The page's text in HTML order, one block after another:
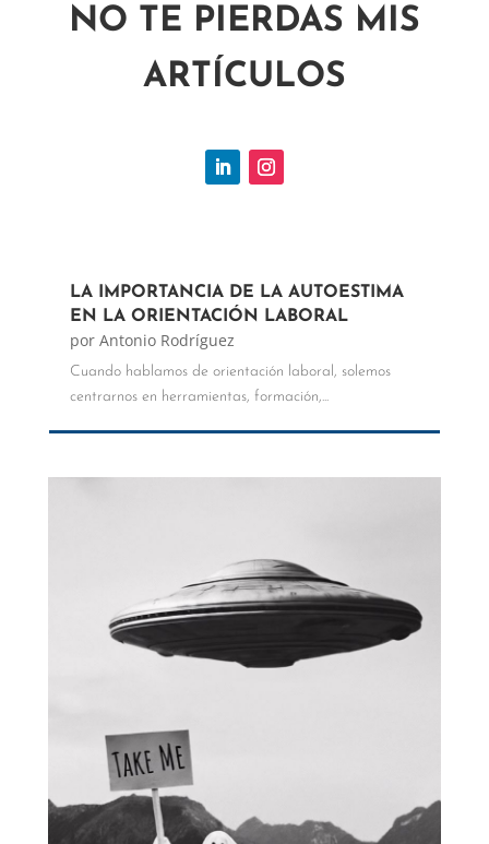
NO TE PIERDAS MIS
ARTÍCULOS
LA IMPORTANCIA DE LA AUTOESTIMA
EN LA ORIENTACIÓN LABORAL
por Antonio Rodríguez
Cuando hablamos de orientación laboral, solemos
centrarnos en herramientas, formación,...